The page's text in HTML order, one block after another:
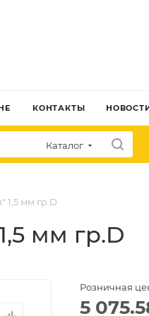
КОНТАКТЫ
Каталог
1,5 мм гр.D
мм гр.D
Розничная
5